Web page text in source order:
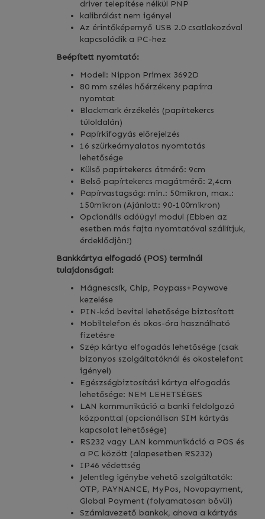
driver telepítése nélkül PNP
kalibrálást nem igényel
Az érintőképernyő USB 2.0 csatlakozóval
kapcsolódik a PC-hez
Beépített nyomtató:
Modell: Nippon Primex 3692D
80 mm széles hőérzékeny papírra
nyomtat
Blackmark érzékelés (papírtekercs
túloldalán)
Papírkifogyás előrejelzés
16 szürkeárnyalatos nyomtatás
lehetősége
Külső papírtekercs átmérő: 9cm
Belső papírtekercs magátmérő: 2,4cm
Papírvastagság: min.: 50mikron, max.:
150mikron (Ajánlott: 90-100mikron)
Opcionális adóügyi modul (Ebben az
esetben más fajta nyomtatóval szállítjuk,
érdeklődjön!)
Bankkártya elfogadó (POS) terminál
tulajdonságai:
Mágnescsík, Chip, Paypass+Paywave
kezelése
PIN-kód bevitel lehetősége biztosított
Mobiltelefon és okos-óra használható
fizetésre
Szép kártya elfogadás lehetősége (csak
bizonyos szolgáltatóknál és okostelefont
igényel)
Egészségbiztosítási kártya elfogadás
lehetősége: NEM LEHETSÉGES
LAN kommunikáció a banki feldolgozó
központtal (opcionálisan SIM kártyás
kapcsolat lehetősége)
RS232 vagy LAN kommunikáció a POS és
a PC között (alapesetben RS232)
IP46 védettség
Jelentleg igénybe vehető szolgáltatók:
OTP, PAYNANCE, MyPos, Novopayment,
Global Payment (folyamatosan bővül)
Számlavezető bankok, ahova a kártyás